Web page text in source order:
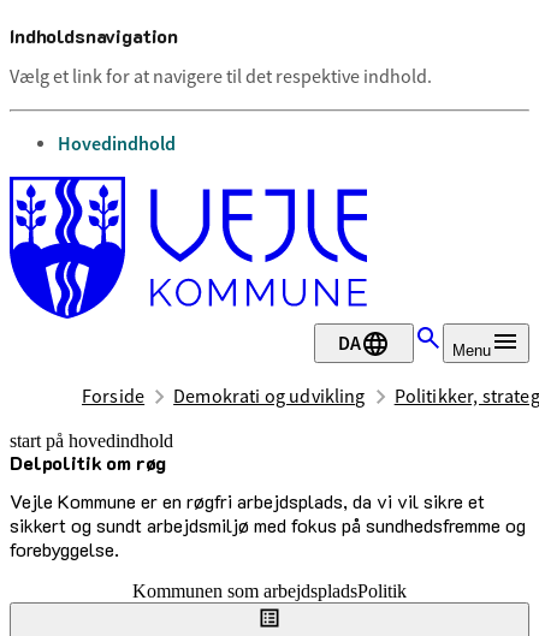
Indholdsnavigation
Vælg et link for at navigere til det respektive indhold.
gå til
Hovedindhold
DA Menu
Forside Demokrati og udvikling Politikker,
start på hovedindhold
Delpolitik om røg
Vejle Kommune er en røgfri arbejdsplads, da vi vil sikre et
sikkert og sundt arbejdsmiljø med fokus på sundhedsfremme og
forebyggelse.
senest opdateret 12. januar 2026
Kommunen som arbejdspladsPolitik